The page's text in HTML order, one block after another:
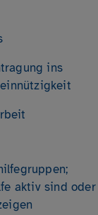
ins
aktiv sind oder